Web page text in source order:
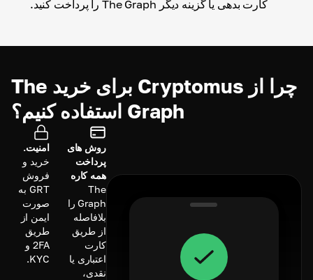
کارت بدهی یا گزینه دیگر The Graph را پرداخت کنید.
چرا از Cryptomus برای خرید The
Graph استفاده کنیم؟
روش های
پرداخت
همه کاره
The
Graph را
بلافاصله
از طریق
کارت
اعتباری یا
نقدی،
امنیت.
خرید و
فروش
GRT به
صورت
ایمن از
طریق
2FA و
KYC.